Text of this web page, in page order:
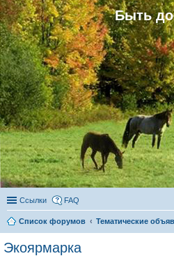
Быть
Ссылки FAQ
Список форумов Тематические
Экоярмарка